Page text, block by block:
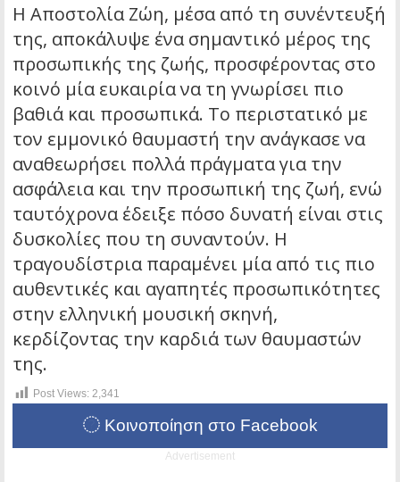
Η Αποστολία Ζώη, μέσα από τη συνέντευξή
της, αποκάλυψε ένα σημαντικό μέρος της
προσωπικής της ζωής, προσφέροντας στο
κοινό μία ευκαιρία να τη γνωρίσει πιο
βαθιά και προσωπικά. Το περιστατικό με
τον εμμονικό θαυμαστή την ανάγκασε να
αναθεωρήσει πολλά πράγματα για την
ασφάλεια και την προσωπική της ζωή, ενώ
ταυτόχρονα έδειξε πόσο δυνατή είναι στις
δυσκολίες που τη συναντούν. Η
τραγουδίστρια παραμένει μία από τις πιο
αυθεντικές και αγαπητές προσωπικότητες
στην ελληνική μουσική σκηνή,
κερδίζοντας την καρδιά των θαυμαστών
της.
Post Views: 2,341
Κοινοποίηση στο Facebook
Advertisement